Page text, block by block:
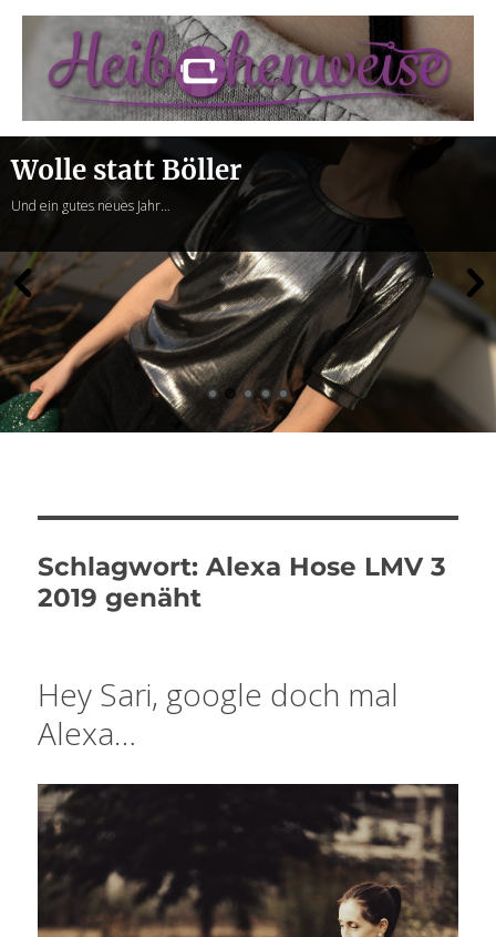
Heibchenweise
Wolle statt Böller
Und ein gutes neues Jahr…
Schlagwort:Alexa Hose LMV 3
2019 genäht
Hey Sari, google doch mal
Alexa…